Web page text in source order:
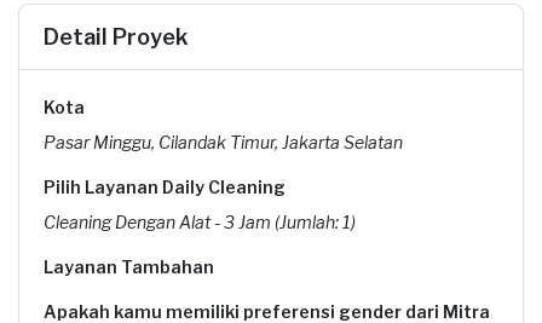
Detail Proyek
Kota
Pasar Minggu, Cilandak Timur, Jakarta Selatan
Pilih Layanan Daily Cleaning
Cleaning Dengan Alat - 3 Jam (Jumlah: 1)
Layanan Tambahan
Apakah kamu memiliki preferensi gender dari Mitra